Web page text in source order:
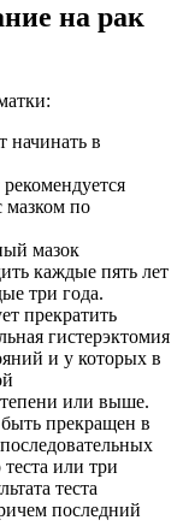
на рак
начинать в
мазком по
мазок
каждые пять лет
три года.
прекратить
гистерэктомия
и у которых в
или выше.
прекращен в
или три
теста
последний